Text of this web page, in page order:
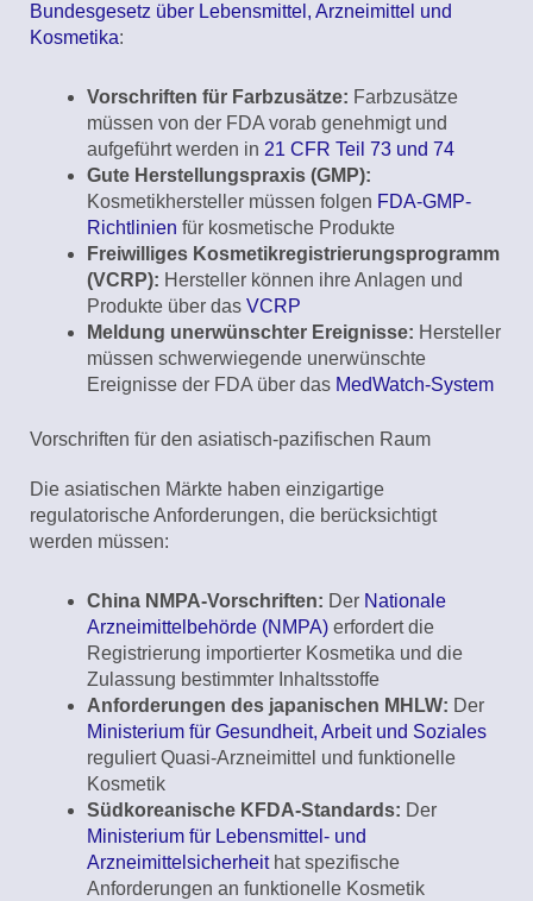
Bundesgesetz über Lebensmittel, Arzneimittel und
Kosmetika:
Vorschriften für Farbzusätze: Farbzusätze
müssen von der FDA vorab genehmigt und
aufgeführt werden in 21 CFR Teil 73 und 74
Gute Herstellungspraxis (GMP):
Kosmetikhersteller müssen folgen FDA-GMP-
Richtlinien für kosmetische Produkte
Freiwilliges Kosmetikregistrierungsprogramm
(VCRP): Hersteller können ihre Anlagen und
Produkte über das VCRP
Meldung unerwünschter Ereignisse: Hersteller
müssen schwerwiegende unerwünschte
Ereignisse der FDA über das MedWatch-System
Vorschriften für den asiatisch-pazifischen Raum
Die asiatischen Märkte haben einzigartige
regulatorische Anforderungen, die berücksichtigt
werden müssen:
China NMPA-Vorschriften: Der Nationale
Arzneimittelbehörde (NMPA) erfordert die
Registrierung importierter Kosmetika und die
Zulassung bestimmter Inhaltsstoffe
Anforderungen des japanischen MHLW: Der
Ministerium für Gesundheit, Arbeit und Soziales
reguliert Quasi-Arzneimittel und funktionelle
Kosmetik
Südkoreanische KFDA-Standards: Der
Ministerium für Lebensmittel- und
Arzneimittelsicherheithat spezifische
Anforderungen an funktionelle Kosmetik